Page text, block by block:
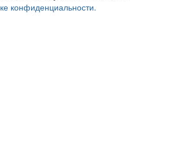
конфиденциальности.